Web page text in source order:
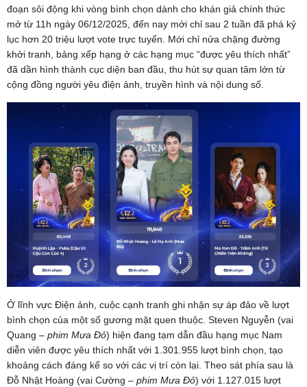
đoạn sôi động khi vòng bình chọn dành cho khán giả chính thức
mở từ 11h ngày 06/12/2025, đến nay mới chỉ sau 2 tuần đã phá kỷ
lục hơn 20 triệu lượt vote trực tuyến. Mới chỉ nửa chặng đường
khởi tranh, bảng xếp hạng ở các hạng mục “được yêu thích nhất”
đã dần hình thành cục diện ban đầu, thu hút sự quan tâm lớn từ
cộng đồng người yêu điện ảnh, truyền hình và nội dung số.
Ở lĩnh vực Điện ảnh, cuộc cạnh tranh ghi nhận sự áp đảo về lượt
bình chọn của một số gương mặt quen thuộc. Steven Nguyễn (vai
Quang – phim Mưa Đỏ) hiện đang tạm dẫn đầu hạng mục Nam
diễn viên được yêu thích nhất với 1.301.955 lượt bình chọn, tạo
khoảng cách đáng kể so với các vị trí còn lại. Theo sát phía sau là
Đỗ Nhật Hoàng (vai Cường – phim Mưa Đỏ) với 1.127.015 lượt